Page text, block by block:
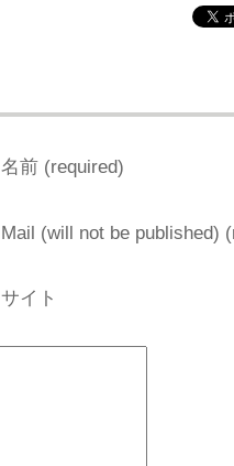
名前 (required)
Mail (will not be published)
サイト